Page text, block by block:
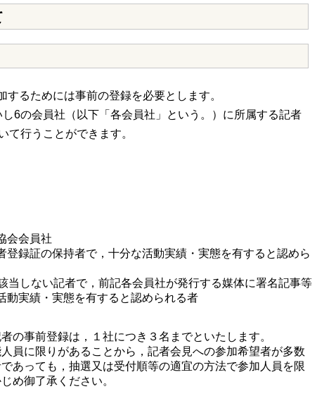
るためには事前の登録を必要とします。
6の会員社（以下「各会員社」という。）に所属する記者
て行うことができます。
会会員社
登録証の保持者で，十分な活動実績・実態を有すると認めら
当しない記者で，前記各会員社が発行する媒体に署名記事等
動実績・実態を有すると認められる者
の事前登録は，１社につき３名までといたします。
員に限りがあることから，記者会見への参加希望者が多数
あっても，抽選又は受付順等の適宜の方法で参加人員を限
め御了承ください。